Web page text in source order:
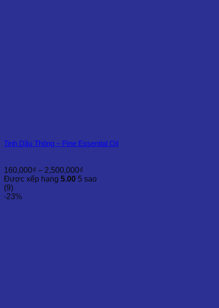
Tinh Dầu Thông – Pine Essential Oil
160,000₫ – 2,500,000₫
giá:
Được xếp hạng 5.00 5 sao
(9)
-23%